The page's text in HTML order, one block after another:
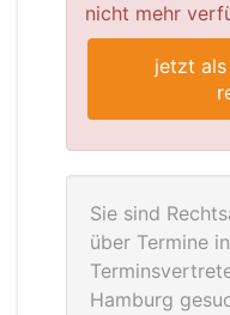
nicht mehr
jetzt
Sie sind
über Termine
Hamburg